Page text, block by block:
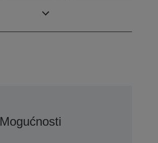
Mogućnosti